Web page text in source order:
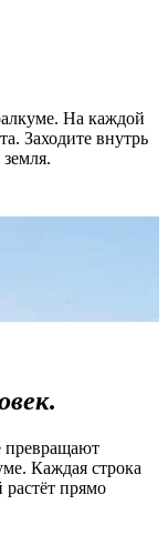
На каждой
Заходите внутрь
.
превращают
Каждая строка
прямо